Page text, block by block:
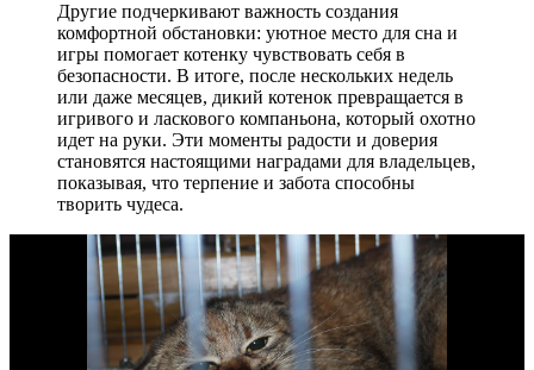
Другие подчеркивают важность создания
комфортной обстановки: уютное место для сна и
игры помогает котенку чувствовать себя в
безопасности. В итоге, после нескольких недель
или даже месяцев, дикий котенок превращается в
игривого и ласкового компаньона, который охотно
идет на руки. Эти моменты радости и доверия
становятся настоящими наградами для владельцев,
показывая, что терпение и забота способны
творить чудеса.